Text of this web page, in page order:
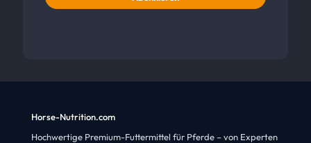
Horse-Nutrition.com
Hochwertige Premium-Futtermittel für Pferde – von Experten